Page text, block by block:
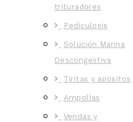
trituradores
Pediculosis
Solución Marina
Descongestiva
Tiritas y apositos
Ampollas
Vendas y